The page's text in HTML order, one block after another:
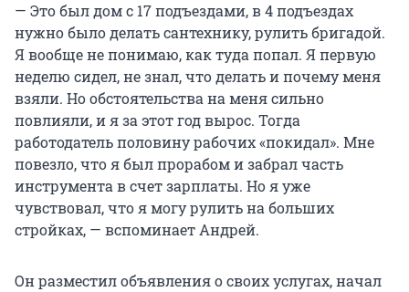
— Это был дом с 17 подъездами, в 4 подъездах
нужно было делать сантехнику, рулить бригадой.
Я вообще не понимаю, как туда попал. Я первую
неделю сидел, не знал, что делать и почему меня
взяли. Но обстоятельства на меня сильно
повлияли, и я за этот год вырос. Тогда
работодатель половину рабочих «покидал». Мне
повезло, что я был прорабом и забрал часть
инструмента в счет зарплаты. Но я уже
чувствовал, что я могу рулить на больших
стройках, — вспоминает Андрей.
Он разместил объявления о своих услугах, начал